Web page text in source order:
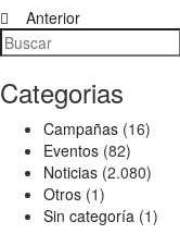
Anterior
Categorias
Campañas (16)
Eventos (82)
Noticias (2.080)
Otros (1)
Sin categoría (1)